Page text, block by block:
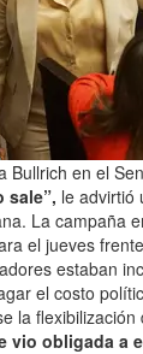
Bullrich en el
sale”, le advirtió
La campaña
el jueves
estaban
el costo
la
vio obligada a